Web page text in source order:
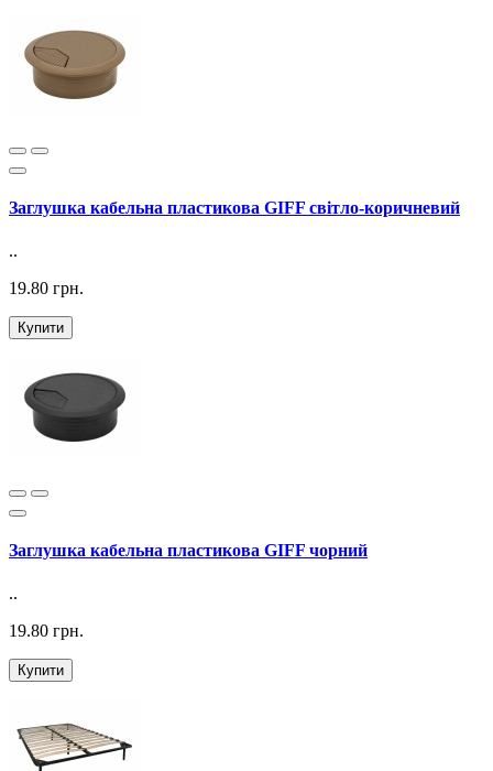
Заглушка кабельна пластикова GIFF світло-коричневий
..
19.80 грн.
Купити
Заглушка кабельна пластикова GIFF чорний
..
19.80 грн.
Купити